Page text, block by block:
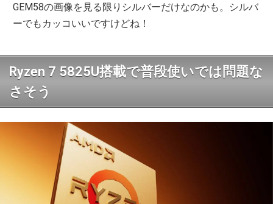
GEM58の画像を見る限りシルバーだけなのかも。シルバ
ーでもカッコいいですけどね！
Ryzen 7 5825U搭載で普段使いでは問題な
さそう